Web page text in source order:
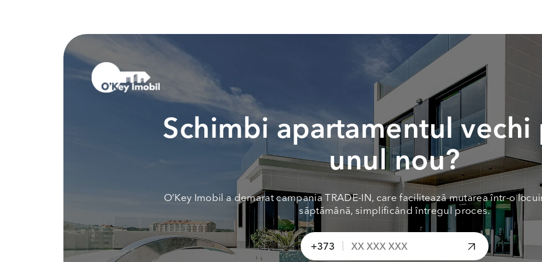
Schimbi apartamentul vechi
unul nou?
O’Key Imobil a demarat campania TRADE-IN, care facilitează mutarea într-o
săptămână, simplificând întregul proces.
+373